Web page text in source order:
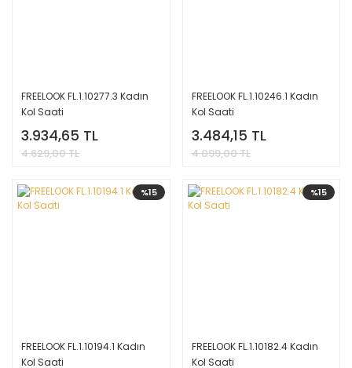
FREELOOK FL.1.10277.3 Kadın
Kol Saati
3.934,65 TL
4.629,00 TL
FREELOOK FL.1.10246.1 Kadın
Kol Saati
3.484,15 TL
4.099,00 TL
%15
FREELOOK FL.1.10194.1 Kadın
Kol Saati
%15
FREELOOK FL.1.10182.4 Kadın
Kol Saati